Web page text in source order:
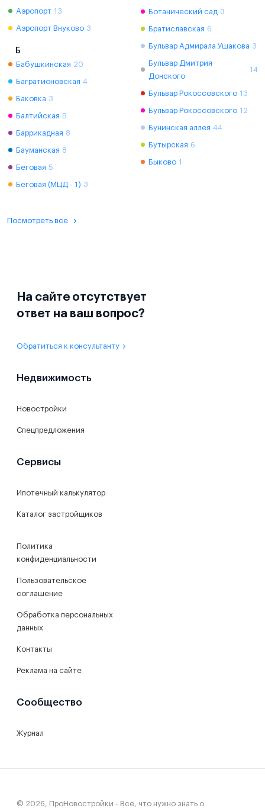
Аэропорт 13
Аэропорт Внуково 3
Б
Бабушкинская 20
Багратионовская 4
Баковка 3
Балтийская 5
Баррикадная 8
Бауманская 8
Беговая 5
Беговая (МЦД - 1) 3
Ботанический сад 3
Братиславская 6
Бульвар Адмирала Ушакова 3
Бульвар Дмитрия
Донского
14
Бульвар Рокоссовского 13
Бульвар Рокоссовского 12
Бунинская аллея 44
Бутырская 6
Быково 1
Посмотреть все
На сайте отсутствует
ответ на ваш вопрос?
Обратиться к консультанту
Недвижимость
Новостройки
Спецпредложения
Сервисы
Ипотечный калькулятор
Каталог застройщиков
Политика
конфиденциальности
Пользовательское
соглашение
Обработка персональных
данных
Контакты
Реклама на сайте
Сообщество
Журнал
© 2026, ПроНовостройки - Всё, что нужно знать о